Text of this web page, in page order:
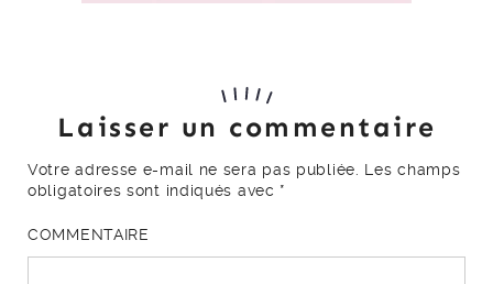
Laisser un commentaire
Votre adresse e-mail ne sera pas publiée.
Les champs
obligatoires sont indiqués avec *
COMMENTAIRE